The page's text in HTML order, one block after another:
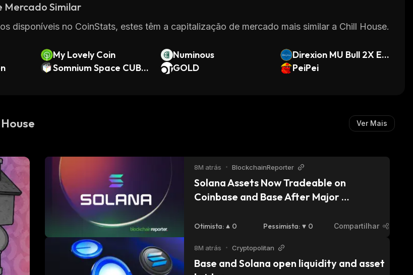
Similar
disponíveis no CoinStats, estes têm a capitalização de mercado mais similar a Chill House.
My Lovely Coin Numinous
Direxion MU Bull 2X ET
F (bStocks Tokenized S
Somnium Space CUBE
GOLD PeiPei
Ver Mais
8M atrás • BlockchainReporter
Solana Assets Now Tradeable on
Coinbase and Base After Major
Otimista: 0 Pessimista: 0 Compartilhar
8M atrás • Cryptopolitan
Base and Solana open liquidity and asset